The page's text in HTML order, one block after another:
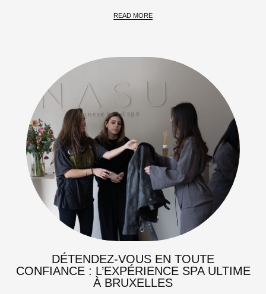
READ MORE
DÉTENDEZ-VOUS EN TOUTE
CONFIANCE : L’EXPÉRIENCE SPA ULTIME
À BRUXELLES